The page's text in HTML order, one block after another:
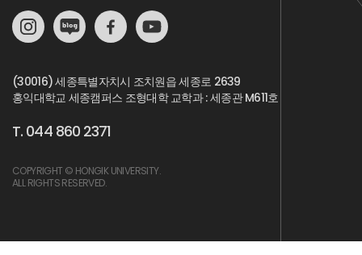
(30016) 세종특별자치시 조치원읍 세종로 2639
홍익대학교 세종캠퍼스 조형대학 교학과 : 세종관 M611호
T. 044 860 2371
COPYRIGHT © HONGIK UNIVERSITY.
ALL RIGHTS RESERVED.